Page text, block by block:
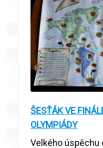
ŠESŤÁK VE
OLYMPIÁDY
Velkého úspěchu